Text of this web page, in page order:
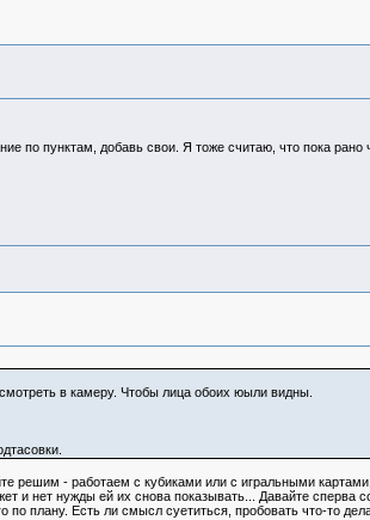
по пунктам, добавь свои. Я тоже считаю, что пока рано
в камеру. Чтобы лица обоих юыли видны.
решим - работаем с кубиками или с игральными
и нет нужды ей их снова показывать... Давайте сперва
плану. Есть ли смысл суетиться, пробовать что-то